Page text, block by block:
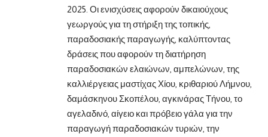
2025. Οι ενισχύσεις αφορούν δικαιούχους
γεωργούς για τη στήριξη της τοπικής,
παραδοσιακής παραγωγής, καλύπτοντας
δράσεις που αφορούν τη διατήρηση
παραδοσιακών ελαιώνων, αμπελώνων, της
καλλιέργειας μαστίχας Χίου, κριθαριού Λήμνου,
δαμάσκηνου Σκοπέλου, αγκινάρας Τήνου, το
αγελαδινό, αίγειο και πρόβειο γάλα για την
παραγωγή παραδοσιακών τυριών, την